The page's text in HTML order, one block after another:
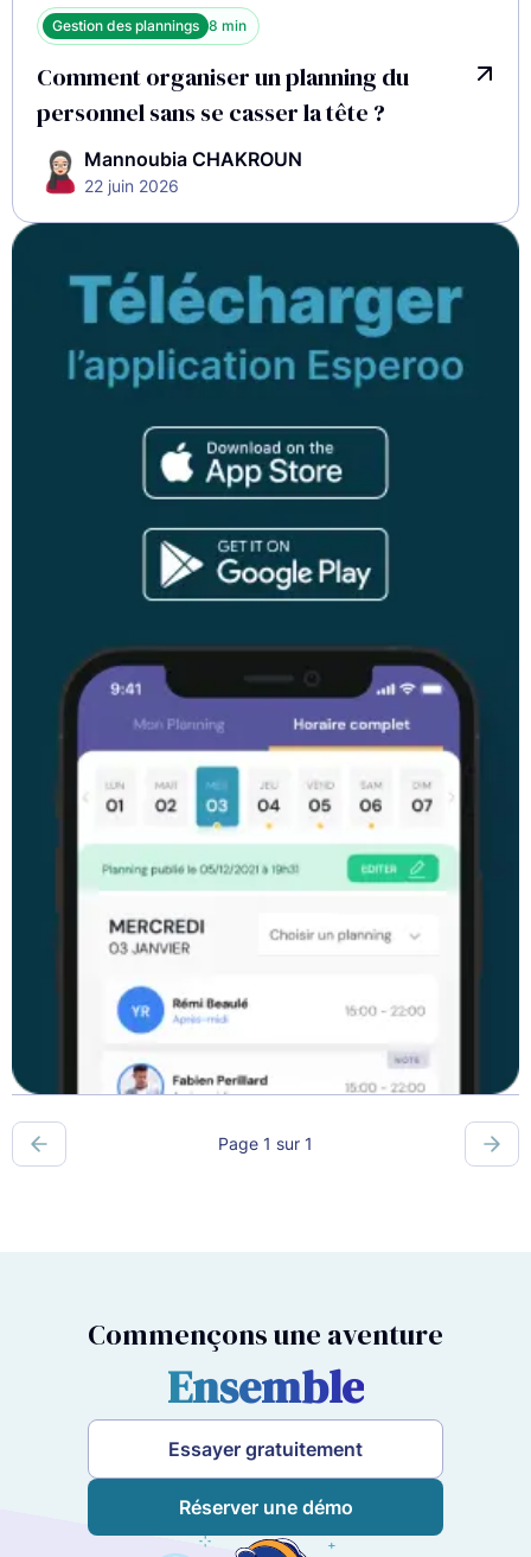
Gestion des plannings 8 min
Comment organiser un planning du
personnel sans se casser la tête ?
Mannoubia CHAKROUN
22 juin 2026
Page 1 sur 1
Commençons une aventure
Ensemble
Essayer gratuitement
Réserver une démo